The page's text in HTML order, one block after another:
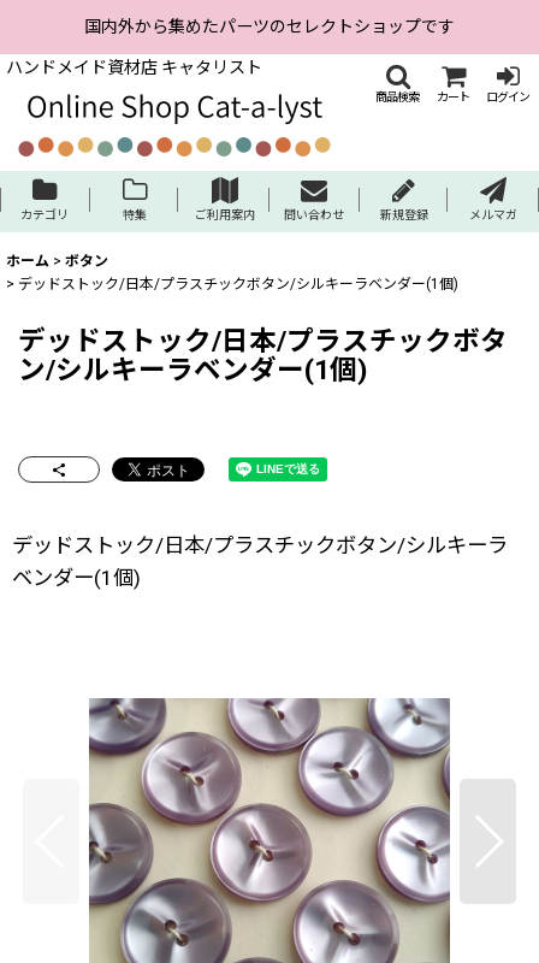
国内外から集めたパーツのセレクトショップです
ハンドメイド資材店 キャタリスト
商品検索 カート ログイン
カテゴリ 特集 ご利用案内 問い合わせ 新規登録 メルマガ
ホーム > ボタン
> デッドストック/日本/プラスチックボタン/シルキーラベンダー(1個)
デッドストック/日本/プラスチックボタ
ン/シルキーラベンダー(1個)
デッドストック/日本/プラスチックボタン/シルキーラ
ベンダー(1個)